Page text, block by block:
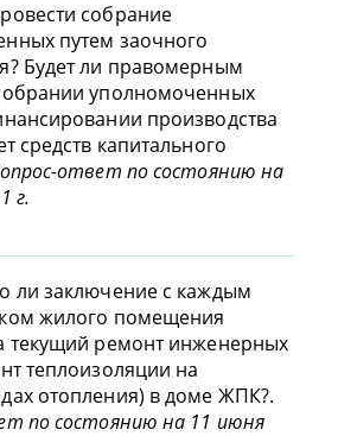
собрание
путем заочного
Будет ли правомерным
уполномоченных
производства
средств капитального
ответ по состоянию на
г.
ли заключение с каждым
жилого помещения
текущий ремонт инженерных
теплоизоляции на
отопления) в доме ЖПК?.
по состоянию на 11 июня